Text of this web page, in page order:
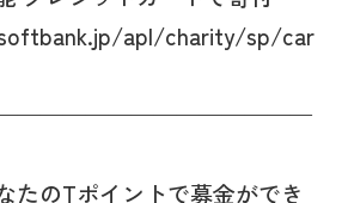
apl/charity/sp/car
たのTポイントで募金ができ